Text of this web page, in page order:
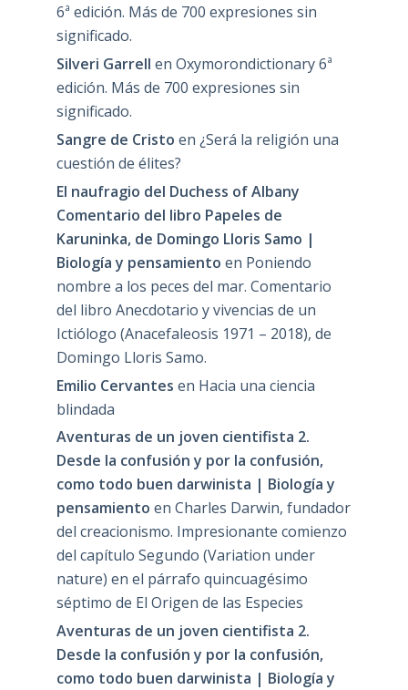
6ª edición. Más de 700 expresiones sin
significado.
Silveri Garrell en Oxymorondictionary 6ª
edición. Más de 700 expresiones sin
significado.
Sangre de Cristo en ¿Será la religión una
cuestión de élites?
El naufragio del Duchess of Albany
Comentario del libro Papeles de
Karuninka, de Domingo Lloris Samo |
Biología y pensamiento en Poniendo
nombre a los peces del mar. Comentario
del libro Anecdotario y vivencias de un
Ictiólogo (Anacefaleosis 1971 – 2018), de
Domingo Lloris Samo.
Emilio Cervantes en Hacia una ciencia
blindada
Aventuras de un joven cientifista 2.
Desde la confusión y por la confusión,
como todo buen darwinista | Biología y
pensamiento en Charles Darwin, fundador
del creacionismo. Impresionante comienzo
del capítulo Segundo (Variation under
nature) en el párrafo quincuagésimo
séptimo de El Origen de las Especies
Aventuras de un joven cientifista 2.
Desde la confusión y por la confusión,
como todo buen darwinista | Biología y